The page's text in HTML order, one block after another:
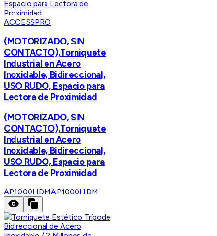
ACCESSPRO
(MOTORIZADO, SIN
CONTACTO),Torniquete
Industrial en Acero
Inoxidable, Bidireccional,
USO RUDO, Espacio para
Lectora de Proximidad
(MOTORIZADO, SIN
CONTACTO),Torniquete
Industrial en Acero
Inoxidable, Bidireccional,
USO RUDO, Espacio para
Lectora de Proximidad
AP1000HDMAP1000HDM